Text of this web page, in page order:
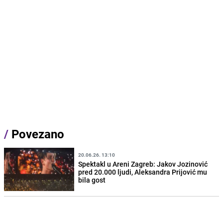
/ Povezano
20.06.26. 13:10
Spektakl u Areni Zagreb: Jakov Jozinović
pred 20.000 ljudi, Aleksandra Prijović mu
bila gost